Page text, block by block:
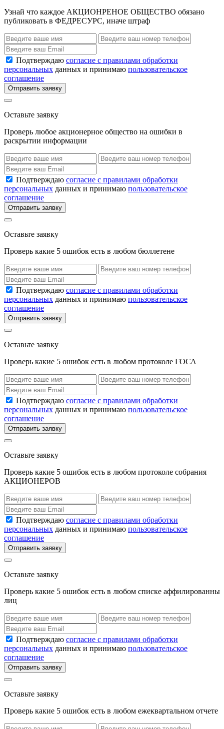
Узнай что каждое АКЦИОНРЕНОЕ ОБЩЕСТВО обязано
публиковать в ФЕДРЕСУРС, иначе штраф
Подтверждаю согласие с правилами обработки
персональных данных и принимаю пользовательское
соглашение
Отправить заявку
Оставьте заявку
Проверь любое акционерное общество на ошибки в
раскрытии информации
Подтверждаю согласие с правилами обработки
персональных данных и принимаю пользовательское
соглашение
Отправить заявку
Оставьте заявку
Проверь какие 5 ошибок есть в любом бюллетене
Подтверждаю согласие с правилами обработки
персональных данных и принимаю пользовательское
соглашение
Отправить заявку
Оставьте заявку
Проверь какие 5 ошибок есть в любом протоколе ГОСА
Подтверждаю согласие с правилами обработки
персональных данных и принимаю пользовательское
соглашение
Отправить заявку
Оставьте заявку
Проверь какие 5 ошибок есть в любом протоколе собрания
АКЦИОНЕРОВ
Подтверждаю согласие с правилами обработки
персональных данных и принимаю пользовательское
соглашение
Отправить заявку
Оставьте заявку
Проверь какие 5 ошибок есть в любом списке аффилированны
лиц
Подтверждаю согласие с правилами обработки
персональных данных и принимаю пользовательское
соглашение
Отправить заявку
Оставьте заявку
Проверь какие 5 ошибок есть в любом ежеквартальном отчете